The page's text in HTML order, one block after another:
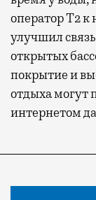
оператор Т2 к
улучшил
открытых
покрытие и
отдыха могут
интернетом